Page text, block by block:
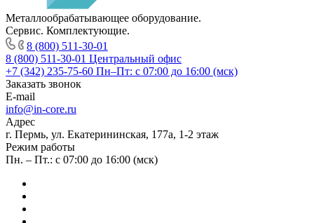
Металлообрабатывающее оборудование.
Сервис. Комплектующие.
8 (800) 511-30-01
8 (800) 511-30-01 Центральный офис
+7 (342) 235-75-60 Пн–Пт: с 07:00 до 16:00 (мск)
Заказать звонок
E-mail
info@in-core.ru
Адрес
г. Пермь, ул. ​Екатерининская, 177а, ​1-2 этаж
Режим работы
Пн. – Пт.: с 07:00 до 16:00 (мск)